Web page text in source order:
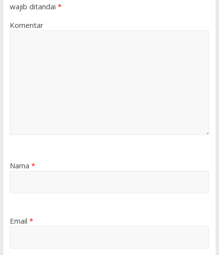
wajib ditandai *
Komentar
Nama *
Email *